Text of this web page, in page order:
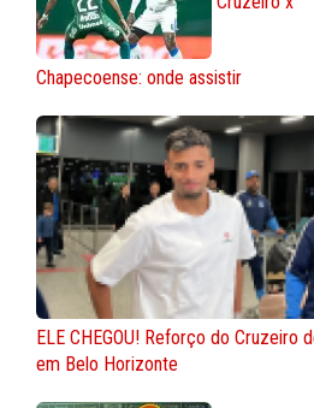
Chapecoense: onde assistir
ELE CHEGOU! Reforço do Cruzeiro
em Belo Horizonte